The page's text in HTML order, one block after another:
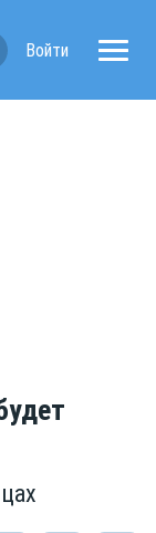
Войти